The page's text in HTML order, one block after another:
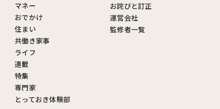
マネー
おでかけ
住まい
共働き家事
ライフ
連載
特集
専門家
とっておき体験部
お詫びと訂正
運営会社
監修者一覧